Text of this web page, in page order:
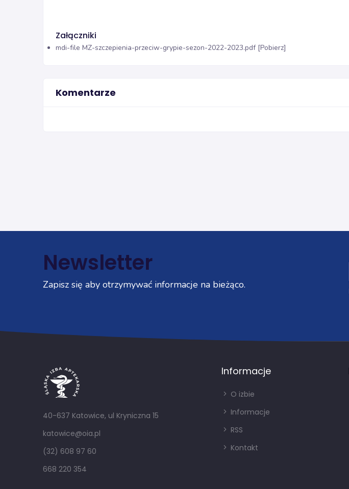
Załączniki
mdi-file MZ-szczepienia-przeciw-grypie-sezon-2022-2023.pdf [Pobierz]
Komentarze
Newsletter
Zapisz się aby otrzymywać informacje na bieżąco.
40-637 Katowice, ul Kryniczna 15
katowice@oia.pl
(32) 608 97 60
668 220 354
Informacje
O izbie
Informacje
RSS
Kontakt